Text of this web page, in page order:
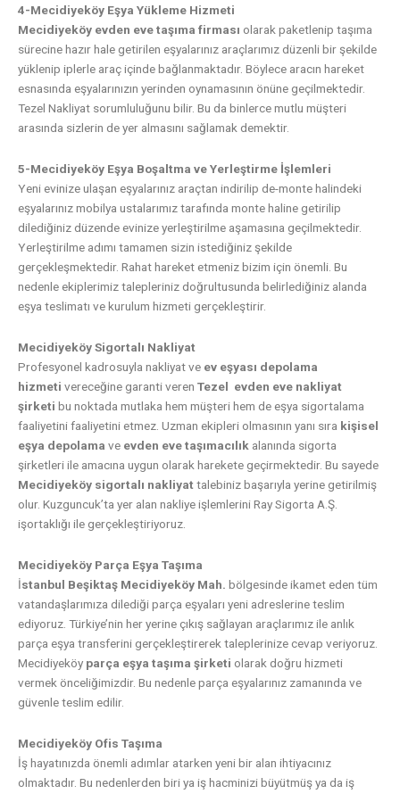
4-Mecidiyeköy Eşya Yükleme Hizmeti
Mecidiyeköy evden eve taşıma firması olarak paketlenip taşıma
sürecine hazır hale getirilen eşyalarınız araçlarımız düzenli bir şekilde
yüklenip iplerle araç içinde bağlanmaktadır. Böylece aracın hareket
esnasında eşyalarınızın yerinden oynamasının önüne geçilmektedir.
Tezel Nakliyat sorumluluğunu bilir. Bu da binlerce mutlu müşteri
arasında sizlerin de yer almasını sağlamak demektir.
5-Mecidiyeköy Eşya Boşaltma ve Yerleştirme İşlemleri
Yeni evinize ulaşan eşyalarınız araçtan indirilip de-monte halindeki
eşyalarınız mobilya ustalarımız tarafında monte haline getirilip
dilediğiniz düzende evinize yerleştirilme aşamasına geçilmektedir.
Yerleştirilme adımı tamamen sizin istediğiniz şekilde
gerçekleşmektedir. Rahat hareket etmeniz bizim için önemli. Bu
nedenle ekiplerimiz talepleriniz doğrultusunda belirlediğiniz alanda
eşya teslimatı ve kurulum hizmeti gerçekleştirir.
Mecidiyeköy Sigortalı Nakliyat
Profesyonel kadrosuyla nakliyat ve ev eşyası depolama
hizmeti vereceğine garanti veren Tezel evden eve nakliyat
şirketi bu noktada mutlaka hem müşteri hem de eşya sigortalama
faaliyetini faaliyetini etmez. Uzman ekipleri olmasının yanı sıra kişisel
eşya depolama ve evden eve taşımacılık alanında sigorta
şirketleri ile amacına uygun olarak harekete geçirmektedir. Bu sayede
Mecidiyeköy sigortalı nakliyattalebiniz başarıyla yerine getirilmiş
olur. Kuzguncuk’ta yer alan nakliye işlemlerini Ray Sigorta A.Ş.
işortaklığı ile gerçekleştiriyoruz.
Mecidiyeköy Parça Eşya Taşıma
İstanbul Beşiktaş Mecidiyeköy Mah. bölgesinde ikamet eden tüm
vatandaşlarımıza dilediği parça eşyaları yeni adreslerine teslim
ediyoruz. Türkiye’nin her yerine çıkış sağlayan araçlarımız ile anlık
parça eşya transferini gerçekleştirerek taleplerinize cevap veriyoruz.
Mecidiyeköy parça eşya taşıma şirketi olarak doğru hizmeti
vermek önceliğimizdir. Bu nedenle parça eşyalarınız zamanında ve
güvenle teslim edilir.
Mecidiyeköy Ofis Taşıma
İş hayatınızda önemli adımlar atarken yeni bir alan ihtiyacınız
olmaktadır. Bu nedenlerden biri ya iş hacminizi büyütmüş ya da iş